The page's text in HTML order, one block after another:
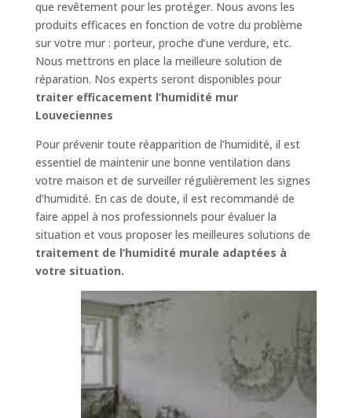
que revêtement pour les protéger. Nous avons les
produits efficaces en fonction de votre du problème
sur votre mur : porteur, proche d’une verdure, etc.
Nous mettrons en place la meilleure solution de
réparation. Nos experts seront disponibles pour
traiter efficacement l’humidité mur
Louveciennes
Pour prévenir toute réapparition de l’humidité, il est
essentiel de maintenir une bonne ventilation dans
votre maison et de surveiller régulièrement les signes
d’humidité. En cas de doute, il est recommandé de
faire appel à nos professionnels pour évaluer la
situation et vous proposer les meilleures solutions de
traitement de l’humidité murale adaptées à
votre situation.